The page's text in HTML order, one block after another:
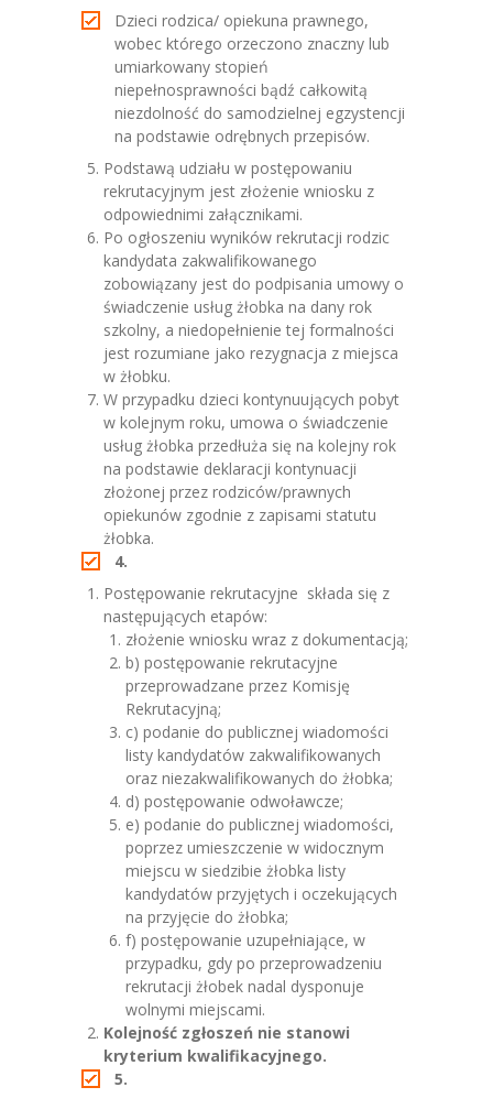
Dzieci rodzica/ opiekuna prawnego,
wobec którego orzeczono znaczny lub
umiarkowany stopień
niepełnosprawności bądź całkowitą
niezdolność do samodzielnej egzystencji
na podstawie odrębnych przepisów.
Podstawą udziału w postępowaniu
rekrutacyjnym jest złożenie wniosku z
odpowiednimi załącznikami.
Po ogłoszeniu wyników rekrutacji rodzic
kandydata zakwalifikowanego
zobowiązany jest do podpisania umowy o
świadczenie usług żłobka na dany rok
szkolny, a niedopełnienie tej formalności
jest rozumiane jako rezygnacja z miejsca
w żłobku.
W przypadku dzieci kontynuujących pobyt
w kolejnym roku, umowa o świadczenie
usług żłobka przedłuża się na kolejny rok
na podstawie deklaracji kontynuacji
złożonej przez rodziców/prawnych
opiekunów zgodnie z zapisami statutu
żłobka.
4.
Postępowanie rekrutacyjne składa się z
następujących etapów:
złożenie wniosku wraz z dokumentacją;
b) postępowanie rekrutacyjne
przeprowadzane przez Komisję
Rekrutacyjną;
c) podanie do publicznej wiadomości
listy kandydatów zakwalifikowanych
oraz niezakwalifikowanych do żłobka;
d) postępowanie odwoławcze;
e) podanie do publicznej wiadomości,
poprzez umieszczenie w widocznym
miejscu w siedzibie żłobka listy
kandydatów przyjętych i oczekujących
na przyjęcie do żłobka;
f) postępowanie uzupełniające, w
przypadku, gdy po przeprowadzeniu
rekrutacji żłobek nadal dysponuje
wolnymi miejscami.
Kolejność zgłoszeń nie stanowi
kryterium kwalifikacyjnego.
5.